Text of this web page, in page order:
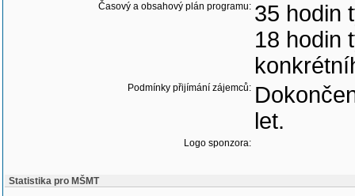
Časový a obsahový plán programu: 35 hodin
18 hodin
Podmínky přijímání zájemců:
let.
Logo sponzora:
Statistika pro MŠMT